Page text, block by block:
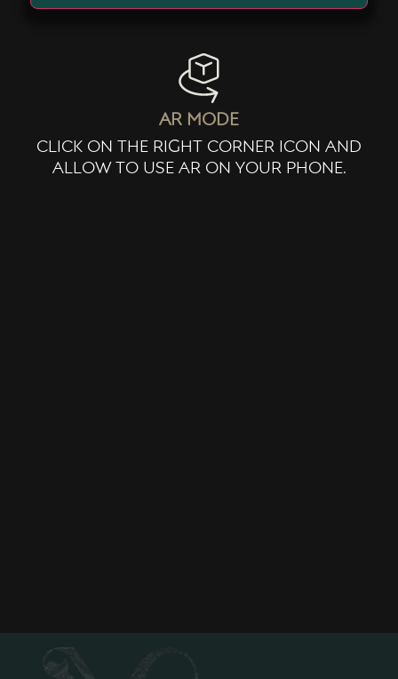
ar mode
click on the right corner icon and
allow to use ar on your phone.